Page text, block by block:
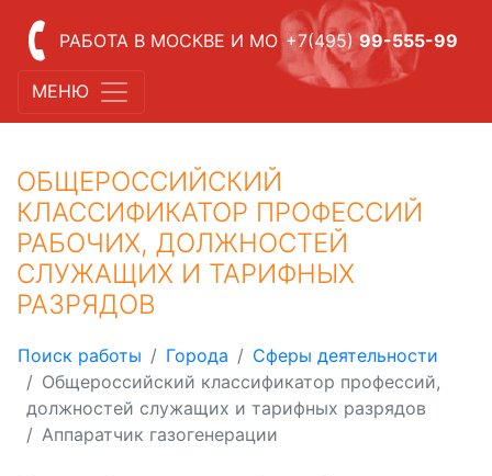
РАБОТА В МОСКВЕ И МО +7(495) 99-555-99
МЕНЮ
ОБЩЕРОССИЙСКИЙ
КЛАССИФИКАТОР ПРОФЕССИЙ
РАБОЧИХ, ДОЛЖНОСТЕЙ
СЛУЖАЩИХ И ТАРИФНЫХ
РАЗРЯДОВ
Поиск работы Города
Сферы деятельности
Общероссийский классификатор профессий,
должностей служащих и тарифных разрядов
Аппаратчик газогенерации